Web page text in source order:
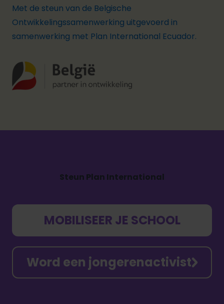
Met de steun van de Belgische
Ontwikkelingssamenwerking uitgevoerd in
samenwerking met Plan International Ecuador.
Steun Plan International
MOBILISEER JE SCHOOL
Word een jongerenactivist